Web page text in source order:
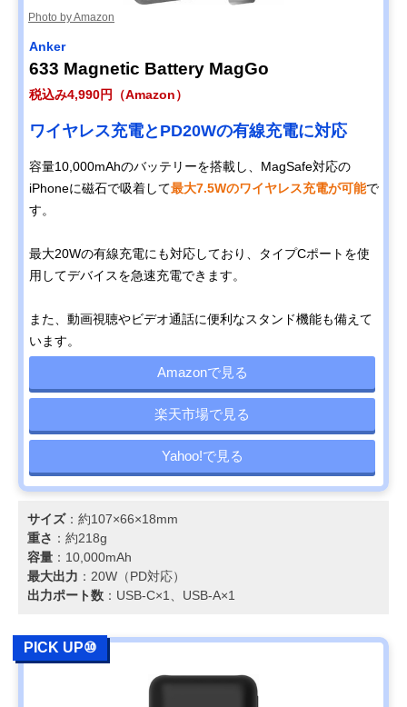
Photo by Amazon
Anker
633 Magnetic Battery MagGo
税込み4,990円（Amazon）
ワイヤレス充電とPD20Wの有線充電に対応
容量10,000mAhのバッテリーを搭載し、MagSafe対応の
iPhoneに磁石で吸着して最大7.5Wのワイヤレス充電が可能で
す。
最大20Wの有線充電にも対応しており、タイプCポートを使
用してデバイスを急速充電できます。
また、動画視聴やビデオ通話に便利なスタンド機能も備えて
います。
Amazonで見る
楽天市場で見る
Yahoo!で見る
サイズ：約107×66×18mm
重さ ：約218g
容量 ：10,000mAh
最大出力 ：20W（PD対応）
出力ポート数 ：USB-C×1、USB-A×1
PICK UP⑩